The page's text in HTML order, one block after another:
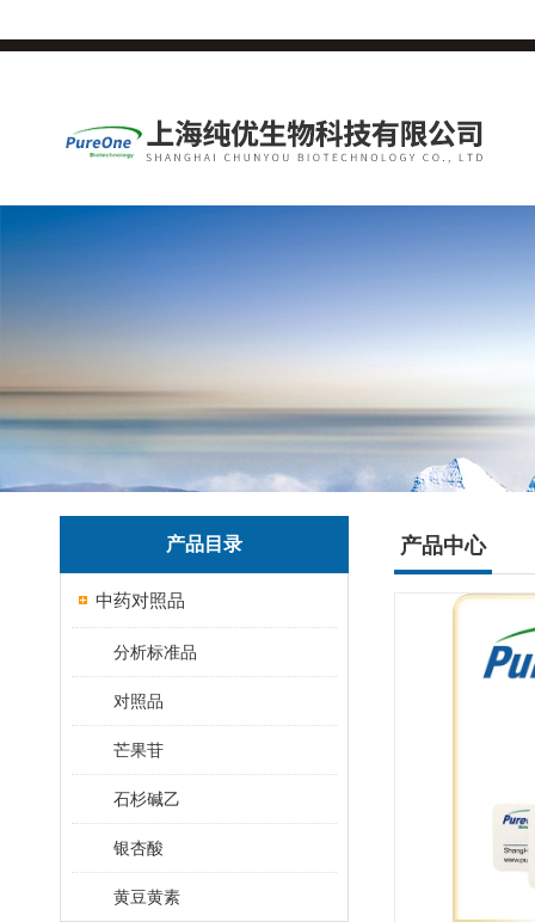
产品目录
中药对照品
分析标准品
对照品
芒果苷
石杉碱乙
银杏酸
黄豆黄素
产品中心